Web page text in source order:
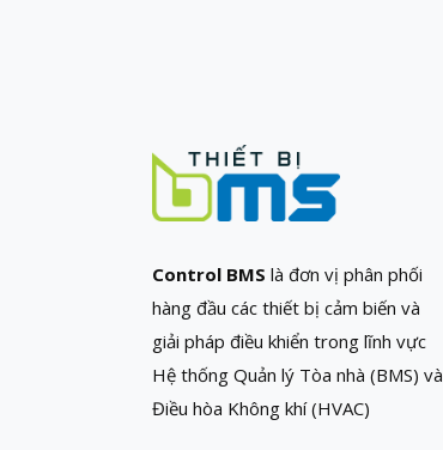
Control BMS là đơn vị phân phối
hàng đầu các thiết bị cảm biến và
giải pháp điều khiển trong lĩnh vực
Hệ thống Quản lý Tòa nhà (BMS) và
Điều hòa Không khí (HVAC)